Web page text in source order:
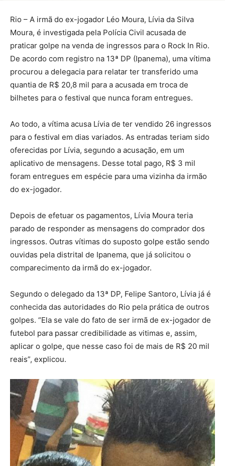
Rio – A irmã do ex-jogador Léo Moura, Lívia da Silva
Moura, é investigada pela Polícia Civil acusada de
praticar golpe na venda de ingressos para o Rock In Rio.
De acordo com registro na 13ª DP (Ipanema), uma vítima
procurou a delegacia para relatar ter transferido uma
quantia de R$ 20,8 mil para a acusada em troca de
bilhetes para o festival que nunca foram entregues.
Ao todo, a vítima acusa Lívia de ter vendido 26 ingressos
para o festival em dias variados. As entradas teriam sido
oferecidas por Lívia, segundo a acusação, em um
aplicativo de mensagens. Desse total pago, R$ 3 mil
foram entregues em espécie para uma vizinha da irmão
do ex-jogador.
Depois de efetuar os pagamentos, Lívia Moura teria
parado de responder as mensagens do comprador dos
ingressos. Outras vítimas do suposto golpe estão sendo
ouvidas pela distrital de Ipanema, que já solicitou o
comparecimento da irmã do ex-jogador.
Segundo o delegado da 13ª DP, Felipe Santoro, Lívia já é
conhecida das autoridades do Rio pela prática de outros
golpes. “Ela se vale do fato de ser irmã de ex-jogador de
futebol para passar credibilidade as vitimas e, assim,
aplicar o golpe, que nesse caso foi de mais de R$ 20 mil
reais”, explicou.